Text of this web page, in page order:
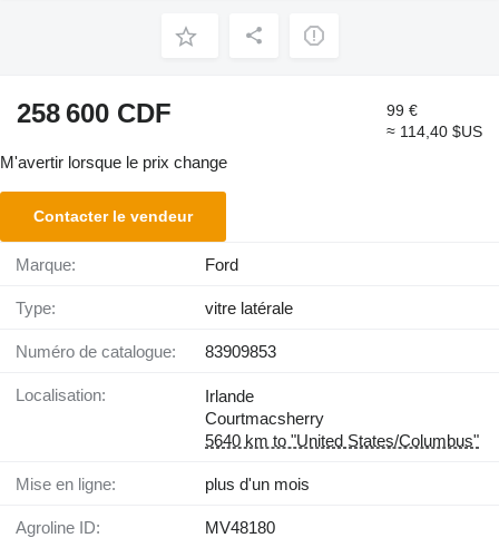
258 600 CDF
99 €
≈ 114,40 $US
M'avertir lorsque le prix change
Contacter le vendeur
Marque: Ford
Type: vitre latérale
Numéro de catalogue: 83909853
Localisation:
Irlande
Courtmacsherry
5640 km to "United States/Columbus"
Mise en ligne: plus d'un mois
Agroline ID: MV48180